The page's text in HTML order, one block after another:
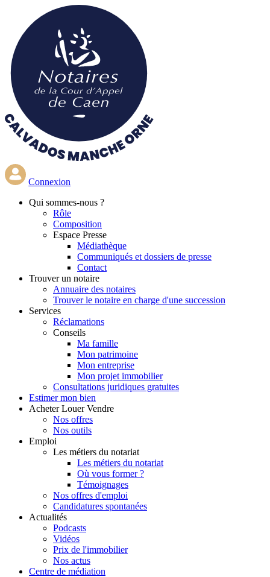
contenu
principal
Connexion
Qui sommes-nous ?
Rôle
Composition
Espace Presse
Médiathèque
Communiqués et dossiers de presse
Contact
Trouver un notaire
Annuaire des notaires
Trouver le notaire en charge d'une succession
Services
Réclamations
Conseils
Ma famille
Mon patrimoine
Mon entreprise
Mon projet immobilier
Consultations juridiques gratuites
Estimer mon bien
Acheter Louer Vendre
Nos offres
Nos outils
Emploi
Les métiers du notariat
Les métiers du notariat
Où vous former ?
Témoignages
Nos offres d'emploi
Candidatures spontanées
Actualités
Podcasts
Vidéos
Prix de l'immobilier
Nos actus
Centre de médiation